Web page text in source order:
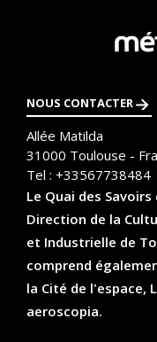
NOUS CONTACTER
Allée Matilda
31000 Toulouse -
Tel : +33567738484
Le Quai des
Direction de la
et Industrielle de
comprend
la Cité de l'espace,
aeroscopia.